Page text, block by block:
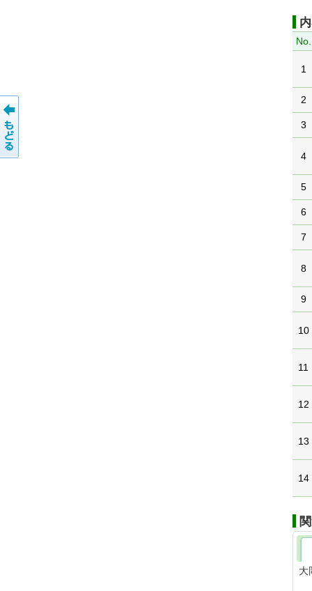
No.
1
2
3
4
5
6
7
8
9
10
11
12
13
14
大